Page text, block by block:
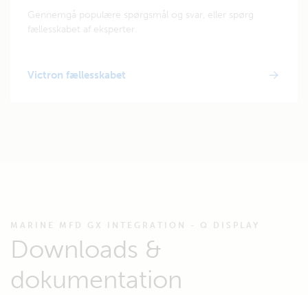
Gennemgå populære spørgsmål og svar, eller spørg
fællesskabet af eksperter.
Victron fællesskabet
MARINE MFD GX INTEGRATION - Q DISPLAY
Downloads &
dokumentation